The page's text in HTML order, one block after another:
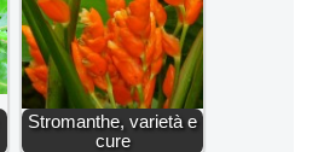
Stromanthe, varietà e
cure